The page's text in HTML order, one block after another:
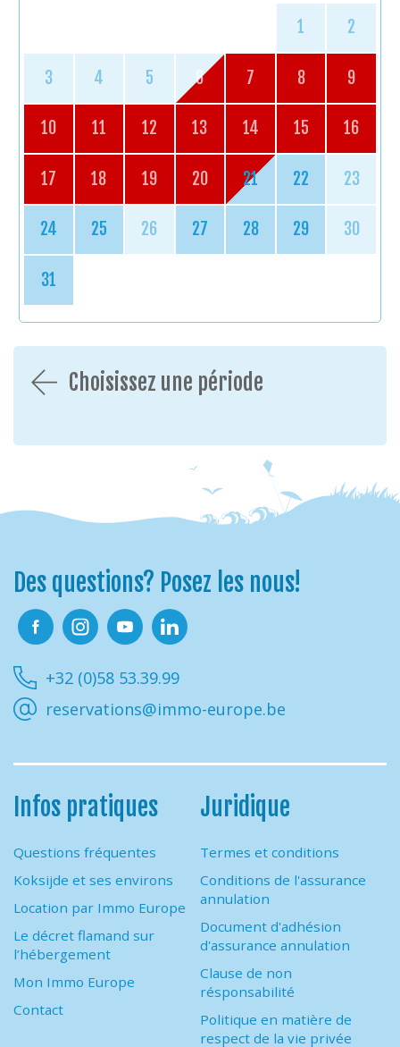
1 2
3 4 5 6 7 8 9
10 11 12 13 14 15 16
17 18 19 20 21 22 23
24 25 26 27 28 29 30
31
Choisissez une période
Des questions? Posez les nous!
+32 (0)58 53.39.99
reservations@immo-europe.be
Infos pratiques
Questions fréquentes
Koksijde et ses environs
Location par Immo Europe
Le décret flamand sur
l’hébergement
Mon Immo Europe
Contact
Juridique
Termes et conditions
Conditions de l'assurance
annulation
Document d'adhésion
d'assurance annulation
Clause de non
résponsabilité
Politique en matière de
respect de la vie privée